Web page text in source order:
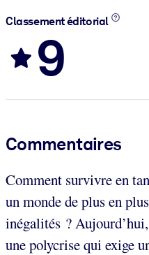
Classement éditorial
9
Commentaires
Comment survivre en
un monde de plus en
inégalités ?
une polycrise qui exige